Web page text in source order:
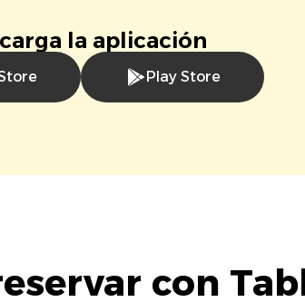
la aplicación
Play Store
con